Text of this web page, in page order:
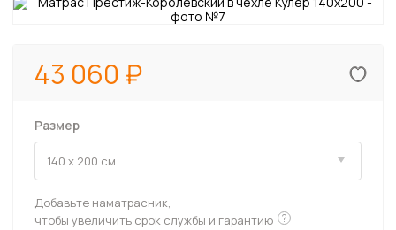
43 060
Размер
Добавьте наматрасник,
чтобы увеличить срок службы и гарантию ?